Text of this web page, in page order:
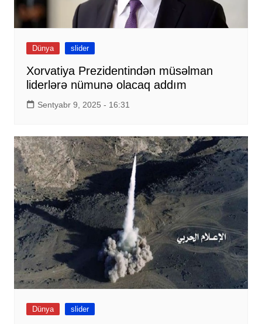
Dünya slider
Xorvatiya Prezidentindən müsəlman
liderlərə nümunə olacaq addım
Sentyabr 9, 2025 - 16:31
Dünya slider